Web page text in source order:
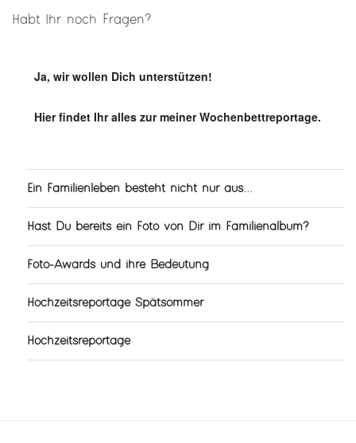
Habt Ihr noch Fragen?
Ja, wir wollen Dich unterstützen!
Hier findet Ihr alles zur meiner Wochenbettreportage.
Ein Familienleben besteht nicht nur aus...
Hast Du bereits ein Foto von Dir im Familienalbum?
Foto-Awards und ihre Bedeutung
Hochzeitsreportage Spätsommer
Hochzeitsreportage